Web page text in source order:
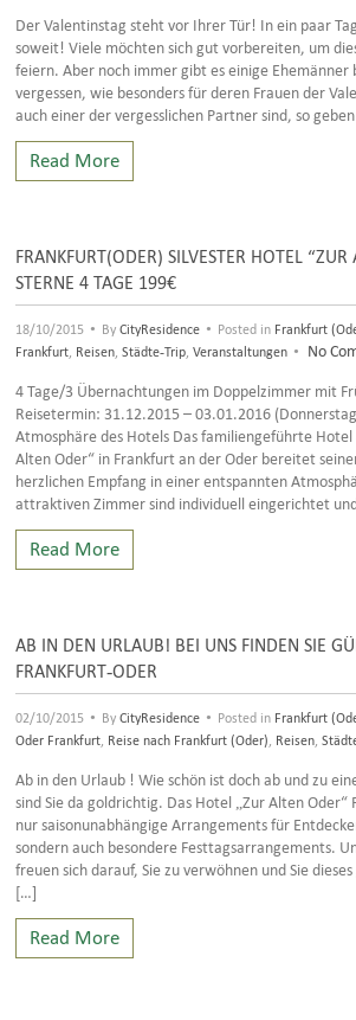
Der Valentinstag steht vor Ihrer Tür! In ein paar
soweit! Viele möchten sich gut vorbereiten, um
feiern. Aber noch immer gibt es einige Ehemänner
vergessen, wie besonders für deren Frauen der
auch einer der vergesslichen Partner sind, so
Read More
FRANKFURT(ODER) SILVESTER HOTEL “ZUR
STERNE 4 TAGE 199€
18/10/2015 • ByCityResidence • Posted in Frankfurt
Frankfurt Reisen ,Städte-Trip ,Veranstaltungen • No
4 Tage/3 Übernachtungen im Doppelzimmer mit
Reisetermin: 31.12.2015 – 03.01.2016
Atmosphäre des Hotels Das familiengeführte
Alten Oder“ in Frankfurt an der Oder bereitet
herzlichen Empfang in einer entspannten
attraktiven Zimmer sind individuell eingerichtet
Read More
AB IN DEN URLAUB! BEI UNS FINDEN SIE
FRANKFURT-ODER
02/10/2015 • ByCityResidence • Posted in Frankfurt
Oder Frankfurt Reise nach Frankfurt (Oder) Reisen ,
Ab in den Urlaub ! Wie schön ist doch ab und zu
sind Sie da goldrichtig. Das Hotel „Zur Alten
nur saisonunabhängige Arrangements für
sondern auch besondere Festtagsarrangements.
freuen sich darauf, Sie zu verwöhnen und Sie
[…]
Read More